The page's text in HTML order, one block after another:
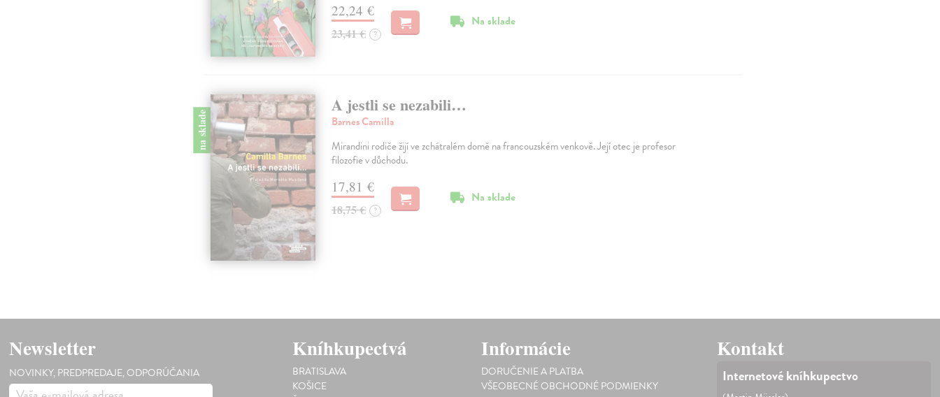
22,24 €
23,41 € ?
Na sklade
na sklade
A jestli se nezabili…
Barnes Camilla
Mirandini rodiče žijí ve zchátralém domě na francouzském venkově. Její otec je profesor
filozofie v důchodu.
17,81 €
18,75 € ?
Na sklade
Newsletter
NOVINKY, PREDPREDAJE, ODPORÚČANIA
Kníhkupectvá
BRATISLAVA
KOŠICE
Informácie
DORUČENIE A PLATBA
VŠEOBECNÉ OBCHODNÉ PODMIENKY
Kontakt
Internetové kníhkupectvo